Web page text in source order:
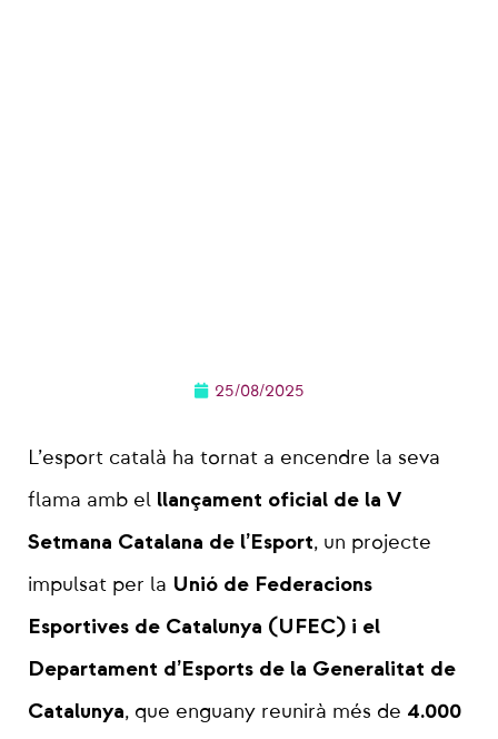
25/08/2025
L’esport català ha tornat a encendre la seva
flama amb el llançament oficial de la V
Setmana Catalana de l’Esport, un projecte
impulsat per la Unió de Federacions
Esportives de Catalunya (UFEC) i el
Departament d’Esports de la Generalitat de
Catalunya, que enguany reunirà més de 4.000